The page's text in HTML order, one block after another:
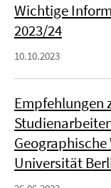
Wichtige
2023/24
10.10.2023
Empfehlungen
Universität